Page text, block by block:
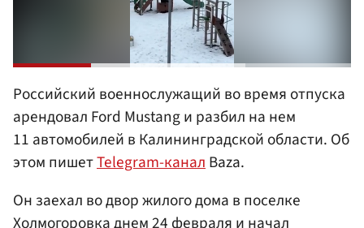
Российский военнослужащий во время отпуска
арендовал Ford Mustang и разбил на нем
11 автомобилей в Калининградской области. Об
этом пишетTelegram-каналBaza.
Он заехал во двор жилого дома в поселке
Холмогоровка днем 24 февраля и начал